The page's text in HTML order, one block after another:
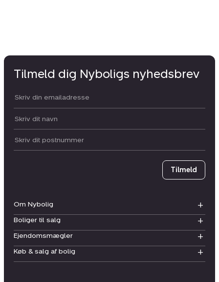
Om Nybolig
Boliger til salg
Ejendomsmægler
Køb & salg af bolig
Tilmeld dig Nyboligs nyhedsbrev
Din email:
Dit navn:
Postnummer
Tilmeld